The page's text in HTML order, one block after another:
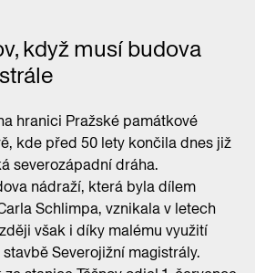
když musí budova
hranici Pražské památkové
kde před 50 lety končila dnes již
severozápadní dráha.
nádraží, která byla dílem
Schlimpa, vznikala v letech
však i díky malému využití
Severojižní magistrály.